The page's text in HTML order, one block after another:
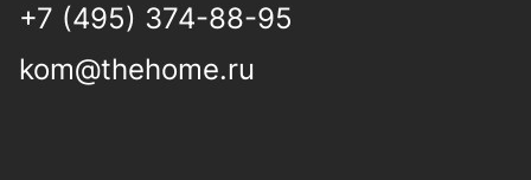
+7 (495) 374-88-95
kom@thehome.ru